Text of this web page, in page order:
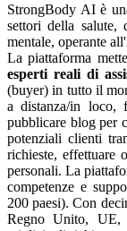
StrongBody AI è
settori della salute,
mentale, operante
La piattaforma
esperti reali di
(buyer) in tutto il
a distanza/in loco,
pubblicare blog per
potenziali clienti
richieste, effettuare
personali. La
competenze e
200 paesi). Con
Regno Unito, UE,